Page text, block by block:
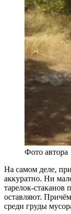
Фото автора
На самом деле,
аккуратно. Ни
тарелок-стаканов
оставляют.
среди груды